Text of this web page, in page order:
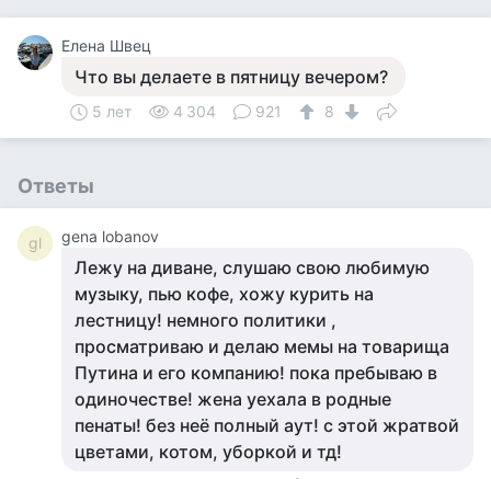
Елена Швец
Что вы делаете в пятницу вечером?
5 лет 4 304 921 8
Ответы
gl gena lobanov
Лежу на диване, слушаю свою любимую
музыку, пью кофе, хожу курить на
лестницу! немного политики ,
просматриваю и делаю мемы на товарища
Путина и его компанию! пока пребываю в
одиночестве! жена уехала в родные
пенаты! без неё полный аут! с этой жратвой
цветами, котом, уборкой и тд!